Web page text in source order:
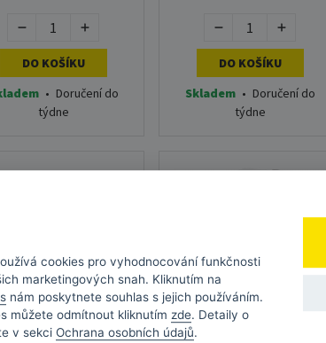
DO KOŠÍKU
• Doručení do
týdne
DO KOŠÍKU
Skladem • Doručení do
týdne
cookies pro vyhodnocování funkčnosti
marketingových snah. Kliknutím na
nám poskytnete souhlas s jejich používáním.
můžete odmítnout kliknutím zde. Detaily o
v sekci Ochrana osobních údajů.